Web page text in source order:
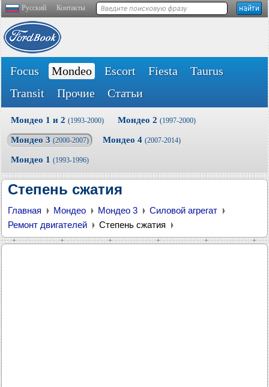
Русский Контакты
Focus Mondeo Escort Fiesta
Taurus
Transit
Прочие Статьи
Мондео 1 и 2 (1993-2000) Мондео 2 (1997-2000)
Мондео 3 (2000-2007) Мондео 4 (2007-2014)
Мондео 1 (1993-1996)
Степень сжатия
Главная Мондео Мондео 3
Силовой агрегат
Ремонт двигателей
Степень сжатия